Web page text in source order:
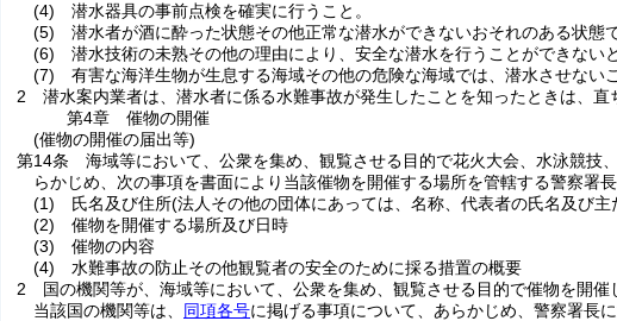
(4)
潜水器具の事前点検を確実に行うこと。
(5)
潜水者が酒に酔った状態その他正常な潜水ができないおそれのある状態
(6)
潜水技術の未熟その他の理由により、安全な潜水を行うことができない
(7)
有害な海洋生物が生息する海域その他の危険な海域では、潜水させないこ
2
潜水案内業者は、潜水者に係る水難事故が発生したことを知ったときは、直
第4章
催物の開催
(催物の開催の届出等)
第14条
海域等において、公衆を集め、観覧させる目的で花火大会、水泳競技
らかじめ、次の事項を書面により当該催物を開催する場所を管轄する警察署長
(1)
氏名及び住所(法人その他の団体にあっては、名称、代表者の氏名及び主
(2)
催物を開催する場所及び日時
(3)
催物の内容
(4)
水難事故の防止その他観覧者の安全のために採る措置の概要
2
国の機関等が、海域等において、公衆を集め、観覧させる目的で催物を開催
当該国の機関等は、 同項各号に掲げる事項について、あらかじめ、警察署長